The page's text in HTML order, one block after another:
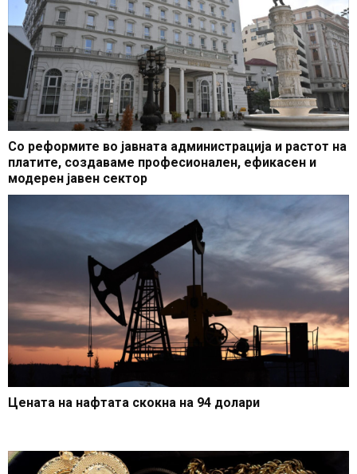
Со реформите во јавната администрација и растот на
платите, создаваме професионален, ефикасен и
модерен јавен сектор
Цената на нафтата скокна на 94 долари